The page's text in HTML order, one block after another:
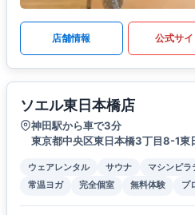
店舗情報 公式サイ
ソエル東日本橋店
神田駅から車で3分
東京都中央区東日本橋3丁目8-1東
ウェアレンタル サウナ マシンピラ
常温ヨガ
完全個室 無料体験 プ